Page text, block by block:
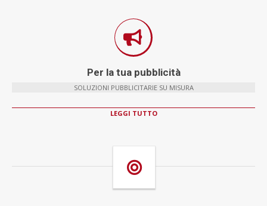
Per la tua pubblicità
SOLUZIONI PUBBLICITARIE SU MISURA
LEGGI TUTTO